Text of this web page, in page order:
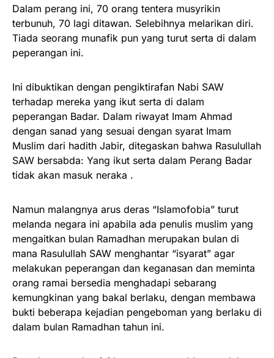
Dalam perang ini, 70 orang tentera musyrikin
terbunuh, 70 lagi ditawan. Selebihnya melarikan diri.
Tiada seorang munafik pun yang turut serta di dalam
peperangan ini.
Ini dibuktikan dengan pengiktirafan Nabi SAW
terhadap mereka yang ikut serta di dalam
peperangan Badar. Dalam riwayat Imam Ahmad
dengan sanad yang sesuai dengan syarat Imam
Muslim dari hadith Jabir, ditegaskan bahwa Rasulullah
SAW bersabda: Yang ikut serta dalam Perang Badar
tidak akan masuk neraka .
Namun malangnya arus deras “Islamofobia” turut
melanda negara ini apabila ada penulis muslim yang
mengaitkan bulan Ramadhan merupakan bulan di
mana Rasulullah SAW menghantar “isyarat” agar
melakukan peperangan dan keganasan dan meminta
orang ramai bersedia menghadapi sebarang
kemungkinan yang bakal berlaku, dengan membawa
bukti beberapa kejadian pengeboman yang berlaku di
dalam bulan Ramadhan tahun ini.